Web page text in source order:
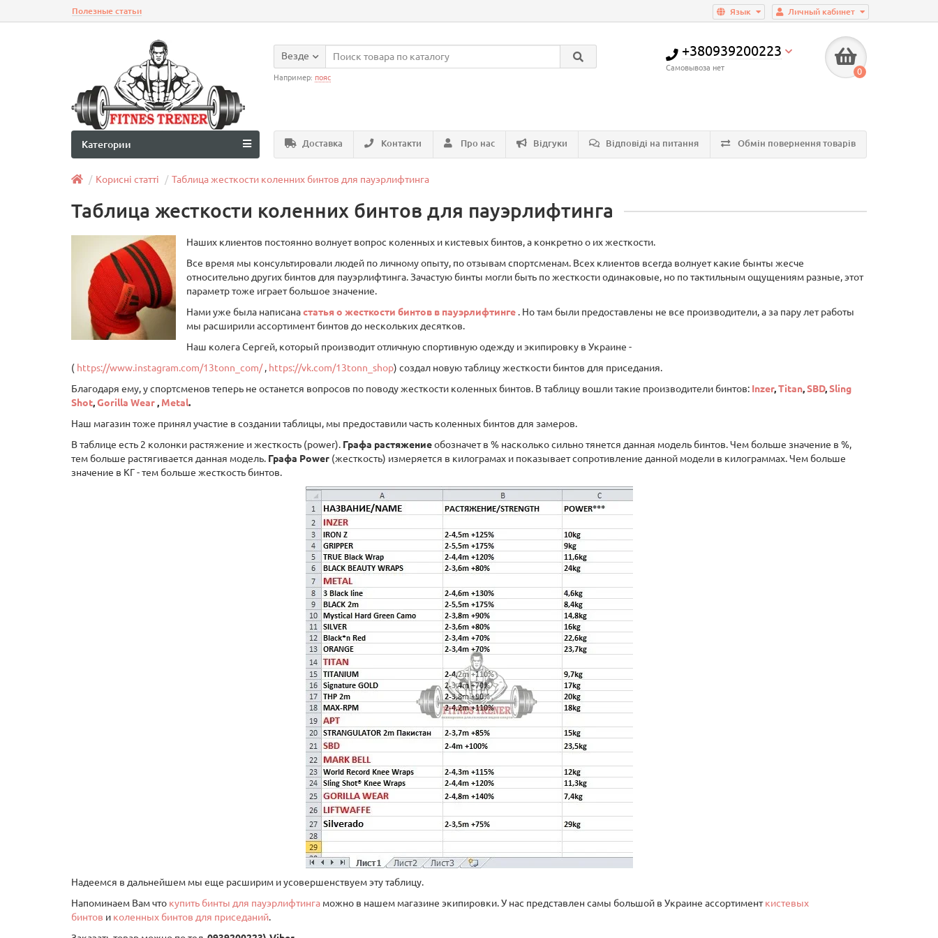
Личный кабинет
Язык
Полезные статьи
+380939200223
Самовывоза нет 0
Везде
Например: пояс
Доставка Контакти Про нас Відгуки Відповіді на питання Обмін повернення товарів
Категории
Корисні статті Таблица жесткости коленних бинтов для пауэрлифтинга
Таблица жесткости коленних бинтов для пауэрлифтинга
Наших клиентов постоянно волнует вопрос коленных и кистевых бинтов, а конкретно о их жесткости.
Все время мы консультировали людей по личному опыту, по отзывам спортсменам. Всех клиентов всегда волнует какие бынты жесче
относительно других бинтов для пауэрлифтинга. Зачастую бинты могли быть по жесткости одинаковые, но по тактильным ощущениям разные, этот
параметр тоже играет большое значение.
Нами уже была написанастатья о жесткости бинтов в пауэрлифтинге . Но там были предоставлены не все производители, а за пару лет работы
мы расширили ассортимент бинтов до нескольких десятков.
Наш колега Сергей, который производит отличную спортивную одежду и экипировку в Украине -
( https://www.instagram.com/13tonn_com/, https://vk.com/13tonn_shop) создал новую таблицу жесткости бинтов для приседания.
Благодаря ему, у спортсменов теперь не останется вопросов по поводу жесткости коленных бинтов. В таблицу вошли такие производители бинтов: Inzer,Titan,SBD,Sling
Shot,Gorilla Wear, Metal.
Наш магазин тоже принял участие в создании таблицы, мы предоставили часть коленных бинтов для замеров.
В таблице есть 2 колонки растяжение и жесткость (power). Графа растяжениеобозначет в % насколько сильно тянется данная модель бинтов. Чем больше значение в %,
тем больше растягивается данная модель. Графа Power (жесткость) измеряется в килограмах и показывает сопротивление данной модели в килограммах. Чем больше
значение в КГ - тем больше жесткость бинтов.
Надеемся в дальнейшем мы еще расширим и усовершенствуем эту таблицу.
Напоминаем Вам что купить бинты для пауэрлифтинга можно в нашем магазине экипировки. У нас представлен самы большой в Украине ассортименткистевых
бинтов и коленных бинтов для приседаний.